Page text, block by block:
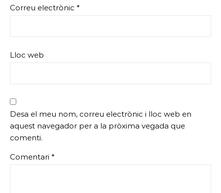
Correu electrònic *
Lloc web
Desa el meu nom, correu electrònic i lloc web en
aquest navegador per a la pròxima vegada que
comenti.
Comentari *